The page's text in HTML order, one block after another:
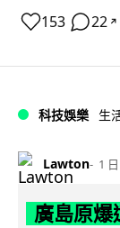
153 22 ↗
科技娛樂 生
Lawton 1 日
廣島原爆